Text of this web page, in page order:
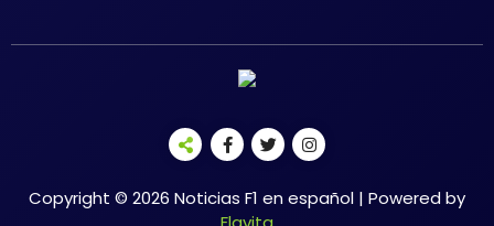
Copyright © 2026 Noticias F1 en español | Powered by